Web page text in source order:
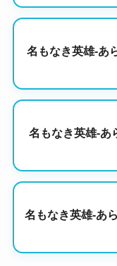
名もなき英雄-あ
名もなき英雄-あ
名もなき英雄-あ